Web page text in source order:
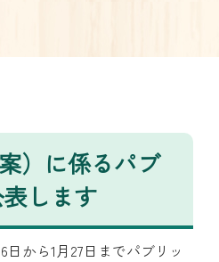
）に係るパブ
します
から1月27日までパブリッ